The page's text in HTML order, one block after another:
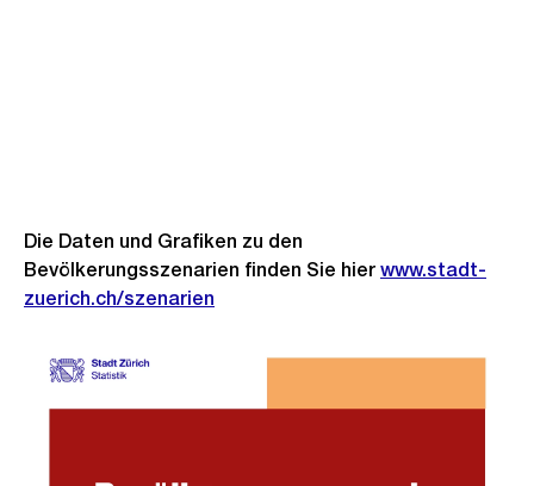
Die Daten und Grafiken zu den
Bevölkerungsszenarien finden Sie hier www.stadt-
zuerich.ch/szenarien